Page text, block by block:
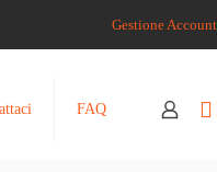
Gestione
FAQ